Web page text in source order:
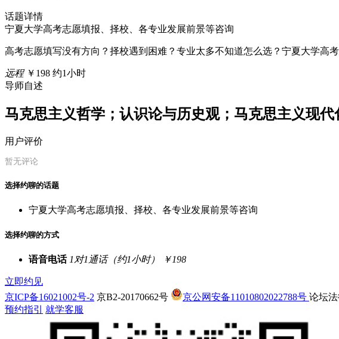
话题详情
宁夏大学高考志愿填报、择校、各专业发展前景等咨询
高考志愿填写没有方向？择校遇到困难？专业太多不知道怎么选？宁夏大学高
远程 ￥198 约1小时
导师自述
马克思主义哲学；认识论与历史观；马克思主义现代
用户评价
暂无评论
选择约聊的话题
宁夏大学高考志愿填报、择校、各专业发展前景等咨询
选择约聊的方式
语音电话 1对1通话（约1小时） ￥198
立即约见
京ICP备16021002号-2 京B2-20170662号 京公网安备11010802022788号 论坛
预约指引
就学客服